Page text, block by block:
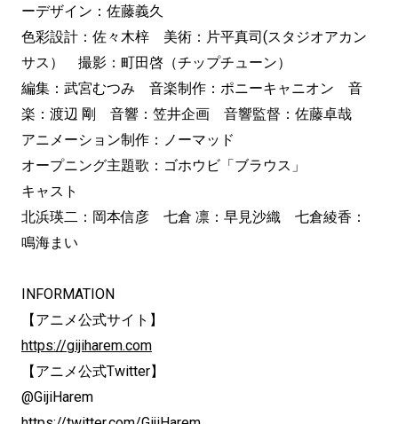
ーデザイン：佐藤義久
色彩設計：佐々木梓 美術：片平真司(スタジオアカン
サス） 撮影：町田啓（チップチューン）
編集：武宮むつみ 音楽制作：ポニーキャニオン 音
楽：渡辺 剛 音響：笠井企画 音響監督：佐藤卓哉
アニメーション制作：ノーマッド
オープニング主題歌：ゴホウビ「ブラウス」
キャスト
北浜瑛二：岡本信彦 七倉 凛：早見沙織 七倉綾香：
鳴海まい
INFORMATION
【アニメ公式サイト】
https://gijiharem.com
【アニメ公式Twitter】
@GijiHarem